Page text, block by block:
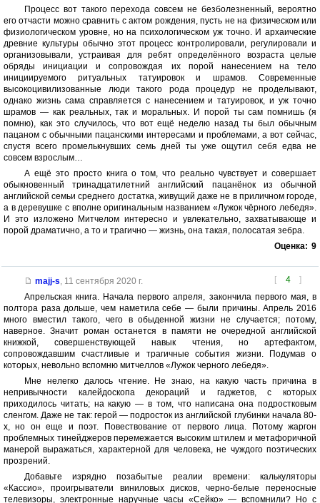
Процесс вот такого перехода совсем не безболезненный, вероятно
его отчасти можно сравнить с актом рождения, пусть не на физическом или
физиологическом уровне, но на психологическом уж точно. И архаические
древние культуры обычно этот процесс контролировали, регулировали и
организовывали, устраивая для ребят определённого возраста целые
обряды инициации и сопровождая их порой нанесением на тело
инициируемого ритуальных татуировок и шрамов. Современные
высокоцивилизованные люди такого рода процедур не проделывают,
однако жизнь сама справляется с нанесением и татуировок, и уж точно
шрамов — как реальных, так и моральных. И порой ты сам помнишь (я
помню), как это случилось, что вот ещё неделю назад ты был обычным
пацаном с обычными пацанскими интересами и проблемами, а вот сейчас,
спустя всего промелькнувших семь дней ты уже ощутил себя едва не
совсем взрослым…
А ещё это просто книга о том, что реально чувствует и совершает
обыкновенный тринадцатилетний английский пацанёнок из обычной
английской семьи среднего достатка, живущий даже не в приличном городе,
а в деревушке с вполне оригинальным названием «Лужок чёрного лебедя».
И это изложено Митчелом интересно и увлекательно, захватывающе и
порой драматично, а то и трагично — жизнь, она такая, полосатая зебра.
Оценка: 9
[ 4 ]
majj-s, 11 сентября 2020 г.
Апрельская книга. Начала первого апреля, закончила первого мая, в
полтора раза дольше, чем наметила себе — были причины. Апрель 2016
много вместил такого, чего в обыденной жизни не случается; потому,
наверное. Значит роман останется в памяти не очередной английской
книжкой, совершенствующей навык чтения, но артефактом,
сопровождавшим счастливые и трагичные события жизни. Подумав о
которых, невольно вспомню митчеллов «Лужок черного лебедя».
Мне нелегко далось чтение. Не знаю, на какую часть причина в
непривычности калейдоскопа декораций и гаджетов, с которых
приходилось читать; на какую — в том, что написана она подростковым
сленгом. Даже не так: герой — подросток из английской глубинки начала 80-
х, но он еще и поэт. Повествование от первого лица. Потому жаргон
проблемных тинейджеров перемежается высоким штилем и метафоричной
манерой выражаться, характерной для человека, не чуждого поэтических
прозрений.
Добавьте изрядно позабытые реалии времени: калькуляторы
«Кассио», проигрыватели виниловых дисков, черно-белые переносные
телевизоры, электронные наручные часы «Сейко» — вспомнили? Но с